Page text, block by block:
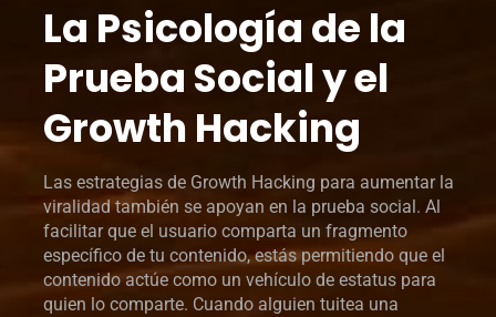
La Psicología de la
Prueba Social y el
Growth Hacking
Las estrategias de Growth Hacking para aumentar la
viralidad también se apoyan en la prueba social. Al
facilitar que el usuario comparta un fragmento
específico de tu contenido, estás permitiendo que el
contenido actúe como un vehículo de estatus para
quien lo comparte. Cuando alguien tuitea una